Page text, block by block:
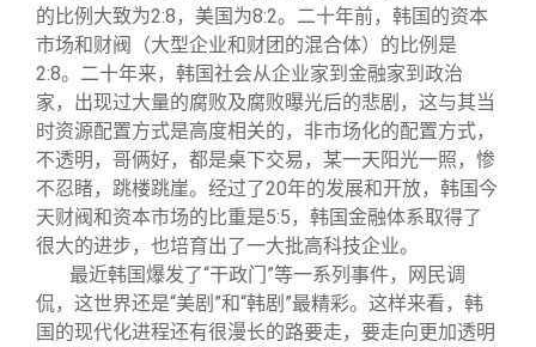
的比例大致为2:8，美国为8:2。二十年前，韩国的资本
市场和财阀（大型企业和财团的混合体）的比例是
2:8。二十年来，韩国社会从企业家到金融家到政治
家，出现过大量的腐败及腐败曝光后的悲剧，这与其当
时资源配置方式是高度相关的，非市场化的配置方式，
不透明，哥俩好，都是桌下交易，某一天阳光一照，惨
不忍睹，跳楼跳崖。经过了20年的发展和开放，韩国今
天财阀和资本市场的比重是5:5，韩国金融体系取得了
很大的进步，也培育出了一大批高科技企业。
最近韩国爆发了“干政门”等一系列事件，网民调
侃，这世界还是“美剧”和“韩剧”最精彩。这样来看，韩
国的现代化进程还有很漫长的路要走，要走向更加透明